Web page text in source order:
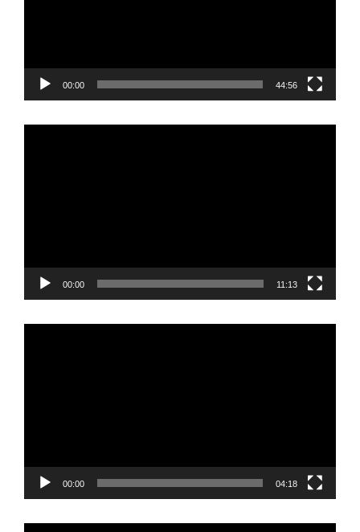
00:00 44:56
00:00 11:13
00:00 04:18